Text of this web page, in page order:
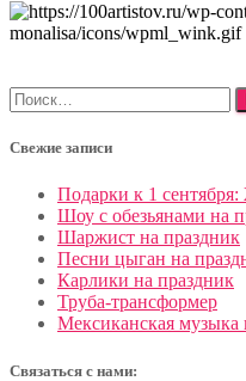
Найти:
Свежие записи
Подарки к 1
Шоу с обезьянами на
Шаржист на праздник
Песни цыган на
Карлики на праздник
Труба-трансформер
Мексиканская музыка
Связаться с нами: